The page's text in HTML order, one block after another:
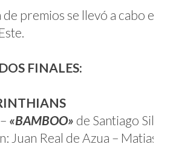
de premios se llevó a cabo en
FINALES:
«BAMBOO» de Santiago
Juan Real de Azua – Matias